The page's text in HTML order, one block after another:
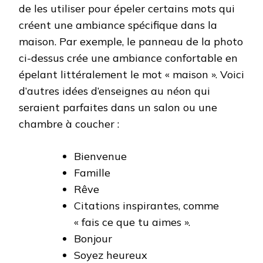
de les utiliser pour épeler certains mots qui
créent une ambiance spécifique dans la
maison. Par exemple, le panneau de la photo
ci-dessus crée une ambiance confortable en
épelant littéralement le mot « maison ». Voici
d’autres idées d’enseignes au néon qui
seraient parfaites dans un salon ou une
chambre à coucher :
Bienvenue
Famille
Rêve
Citations inspirantes, comme
« fais ce que tu aimes ».
Bonjour
Soyez heureux